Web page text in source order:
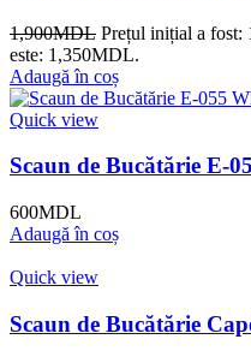
1,900MDL Prețul inițial a fost:
este: 1,350MDL.
Adaugă în coș
Quick view
Scaun de Bucătărie E-
600MDL
Adaugă în coș
Quick view
Scaun de Bucătărie